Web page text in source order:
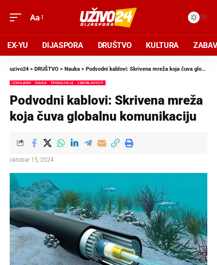
Aa
EX-YU DIJASPORA DRUŠTVO KULTURA
uzivo24 > DRUŠTVO > Nauka > Podvodni kablovi: Skrivena mreža koja čuva globalnu komunikaciju
IZDVAJAMO NAUKA TEHNOLOGIJA ZANIMLJIVOSTI
Podvodni kablovi: Skrivena mreža
koja čuva globalnu komunikaciju
oktobar 15, 2024